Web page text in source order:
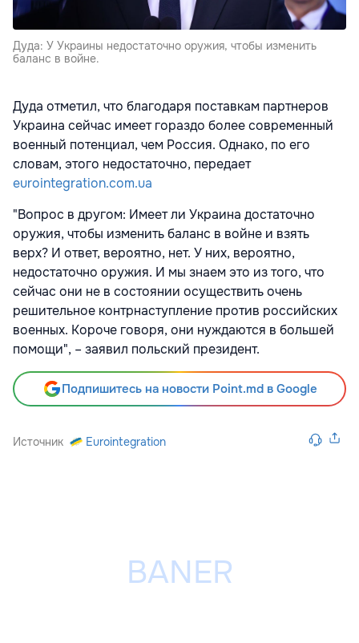
Дуда: У Украины недостаточно оружия, чтобы изменить
баланс в войне.
Дуда отметил, что благодаря поставкам партнеров
Украина сейчас имеет гораздо более современный
военный потенциал, чем Россия. Однако, по его
словам, этого недостаточно, передает
eurointegration.com.ua
"Вопрос в другом: Имеет ли Украина достаточно
оружия, чтобы изменить баланс в войне и взять
верх? И ответ, вероятно, нет. У них, вероятно,
недостаточно оружия. И мы знаем это из того, что
сейчас они не в состоянии осуществить очень
решительное контрнаступление против российских
военных. Короче говоря, они нуждаются в большей
помощи", – заявил польский президент.
Подпишитесь на новости Point.md в Google
Источник Eurointegration